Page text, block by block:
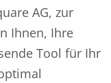
AG, zur
Ihnen, Ihre
Tool für Ihr